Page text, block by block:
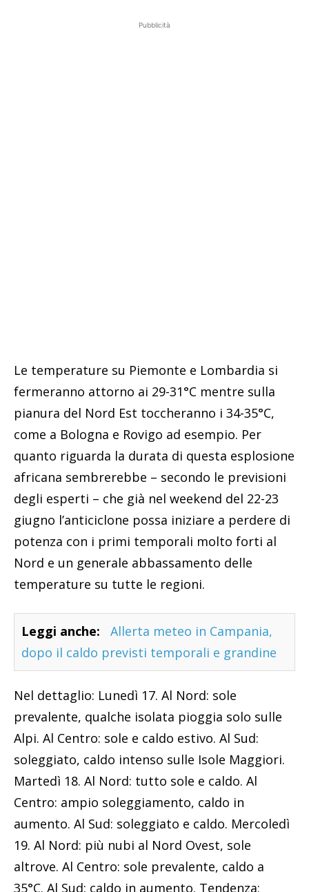
Pubblicità
Le temperature su Piemonte e Lombardia si
fermeranno attorno ai 29-31°C mentre sulla
pianura del Nord Est toccheranno i 34-35°C,
come a Bologna e Rovigo ad esempio. Per
quanto riguarda la durata di questa esplosione
africana sembrerebbe – secondo le previsioni
degli esperti – che già nel weekend del 22-23
giugno l’anticiclone possa iniziare a perdere di
potenza con i primi temporali molto forti al
Nord e un generale abbassamento delle
temperature su tutte le regioni.
Leggi anche:
Allerta meteo in Campania,
dopo il caldo previsti temporali e grandine
Nel dettaglio: Lunedì 17. Al Nord: sole
prevalente, qualche isolata pioggia solo sulle
Alpi. Al Centro: sole e caldo estivo. Al Sud:
soleggiato, caldo intenso sulle Isole Maggiori.
Martedì 18. Al Nord: tutto sole e caldo. Al
Centro: ampio soleggiamento, caldo in
aumento. Al Sud: soleggiato e caldo. Mercoledì
19. Al Nord: più nubi al Nord Ovest, sole
altrove. Al Centro: sole prevalente, caldo a
35°C. Al Sud: caldo in aumento. Tendenza: